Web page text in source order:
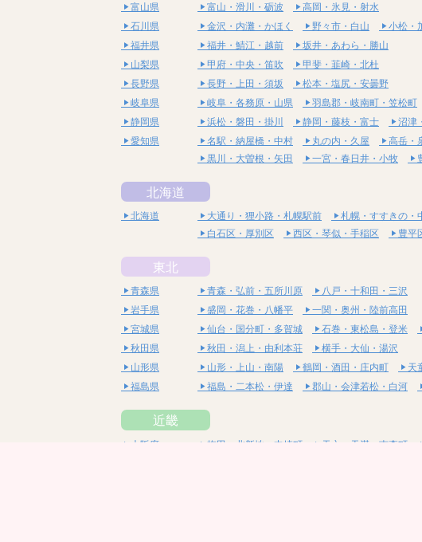
富山県
富山・滑川・砺波
高岡・氷見・射水
石川県
金沢・内灘・かほく 野々市・白山
小松・
福井県
福井・鯖江・越前
坂井・あわら・勝山
山梨県
甲府・中央・笛吹
甲斐・韮崎・北杜
長野県
長野・上田・須坂
松本・塩尻・安曇野
岐阜県
岐阜・各務原・山県 羽島郡・岐南町・笠松町
静岡県
浜松・磐田・掛川 静岡・藤枝・富士
沼津
愛知県
名駅・納屋橋・中村 丸の内・久屋 高岳・
黒川・大曽根・矢田
一宮・春日井・小牧
北海道
北海道 大通り・狸小路・札幌駅前 札幌・すすきの・
白石区・厚別区
西区・琴似・手稲区 豊平
東北
青森県 青森・弘前・五所川原
八戸・十和田・三沢
岩手県
盛岡・花巻・八幡平
一関・奥州・陸前高田
宮城県
仙台・国分町・多賀城 石巻・東松島・登米
秋田県
秋田・潟上・由利本荘
横手・大仙・湯沢
山形県
山形・上山・南陽 鶴岡・酒田・庄内町
天
福島県
福島・二本松・伊達 郡山・会津若松・白河
近畿
大阪府 梅田・北新地・中崎町 天六・天満・南森町